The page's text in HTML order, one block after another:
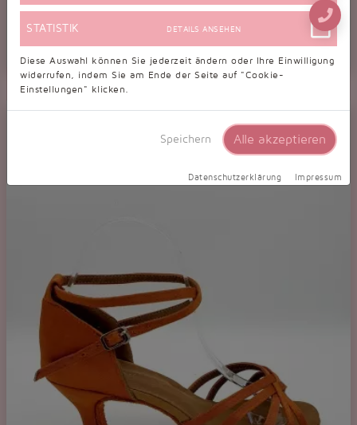
Tanzschuhe D0002ST
Damen Standard Tanzschuh Pumps Tango elegant Satin Ristriemchen
STATISTIK DETAILS ANSEHEN
Diese Auswahl können Sie jederzeit ändern oder Ihre Einwilligung
widerrufen, indem Sie am Ende der Seite auf "Cookie-
Einstellungen" klicken.
Speichern Alle akzeptieren
Datenschutzerklärung Impressum